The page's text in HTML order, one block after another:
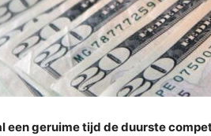
een geruime tijd de duurste